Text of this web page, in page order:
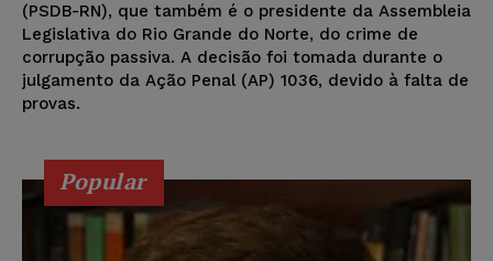
(PSDB-RN), que também é o presidente da Assembleia
Legislativa do Rio Grande do Norte, do crime de
corrupção passiva. A decisão foi tomada durante o
julgamento da Ação Penal (AP) 1036, devido à falta de
provas.
Popular